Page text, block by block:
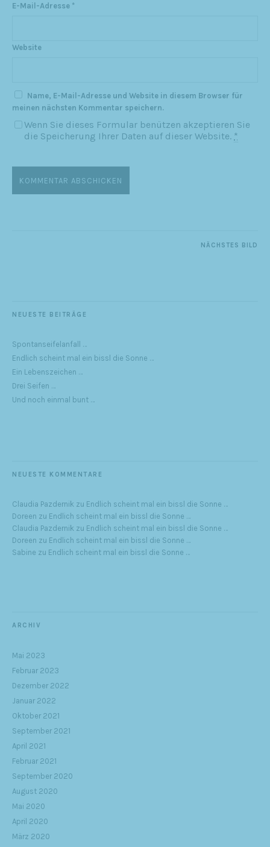
E-Mail-Adresse *
Website
Name, E-Mail-Adresse und Website in diesem Browser für
meinen nächsten Kommentar speichern.
Wenn Sie dieses Formular benützen akzeptieren Sie
die Speicherung Ihrer Daten auf dieser Website. *
NÄCHSTES BILD
NEUESTE BEITRÄGE
Spontanseifelanfall …
Endlich scheint mal ein bissl die Sonne …
Ein Lebenszeichen …
Drei Seifen …
Und noch einmal bunt …
NEUESTE KOMMENTARE
Claudia Pazdernik zu Endlich scheint mal ein bissl die Sonne …
Doreen zu Endlich scheint mal ein bissl die Sonne …
Claudia Pazdernik zu Endlich scheint mal ein bissl die Sonne …
Doreen zu Endlich scheint mal ein bissl die Sonne …
Sabine zu Endlich scheint mal ein bissl die Sonne …
ARCHIV
Mai 2023
Februar 2023
Dezember 2022
Januar 2022
Oktober 2021
September 2021
April 2021
Februar 2021
September 2020
August 2020
Mai 2020
April 2020
März 2020